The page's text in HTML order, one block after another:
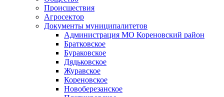
Происшествия
Агросектор
Документы муниципалитетов
Администрация МО Кореновский район
Братковское
Бураковское
Дядьковское
Журавское
Кореновское
Новоберезанское